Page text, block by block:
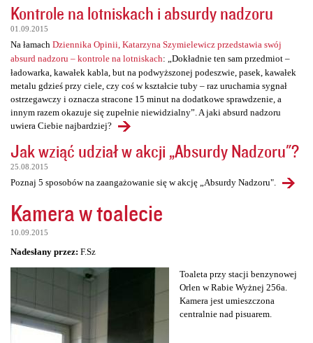
Kontrole na lotniskach i absurdy nadzoru
01.09.2015
Na łamach Dziennika Opinii, Katarzyna Szymielewicz przedstawia swój
absurd nadzoru – kontrole na lotniskach: „Dokładnie ten sam przedmiot –
ładowarka, kawałek kabla, but na podwyższonej podeszwie, pasek, kawałek
metalu gdzieś przy ciele, czy coś w kształcie tuby – raz uruchamia sygnał
ostrzegawczy i oznacza stracone 15 minut na dodatkowe sprawdzenie, a
innym razem okazuje się zupełnie niewidzialny”. A jaki absurd nadzoru
uwiera Ciebie najbardziej?
Jak wziąć udział w akcji „Absurdy Nadzoru"?
25.08.2015
Poznaj 5 sposobów na zaangażowanie się w akcję „Absurdy Nadzoru".
Kamera w toalecie
10.09.2015
Nadesłany przez: F.Sz
Toaleta przy stacji benzynowej
Orlen w Rabie Wyżnej 256a.
Kamera jest umieszczona
centralnie nad pisuarem.